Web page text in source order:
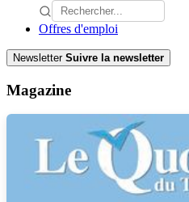
Offres d'emploi
Newsletter Suivre la newsletter
Magazine